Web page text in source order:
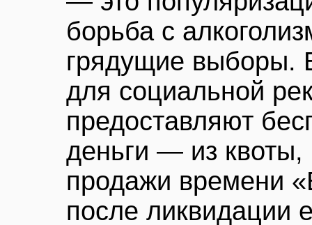
борьба с
грядущие выборы.
для социальной
предоставляют
деньги — из квоты,
продажи времени
после ликвидации